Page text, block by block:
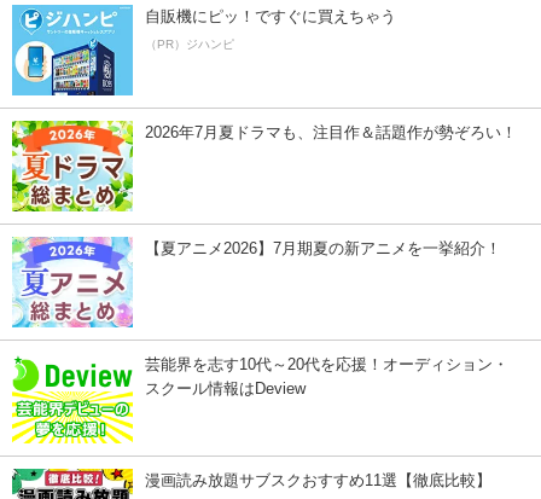
自販機にピッ！ですぐに買えちゃう
（PR）ジハンピ
2026年7月夏ドラマも、注目作＆話題作が勢ぞろい！
【夏アニメ2026】7月期夏の新アニメを一挙紹介！
芸能界を志す10代～20代を応援！オーディション・
スクール情報はDeview
漫画読み放題サブスクおすすめ11選【徹底比較】